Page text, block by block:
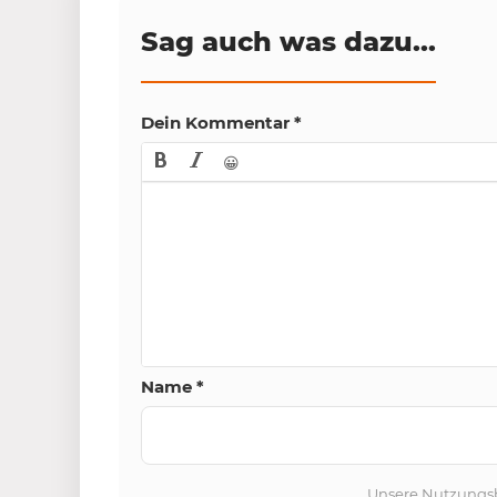
Sag auch was dazu...
Dein Kommentar *
😀
Name *
Unsere